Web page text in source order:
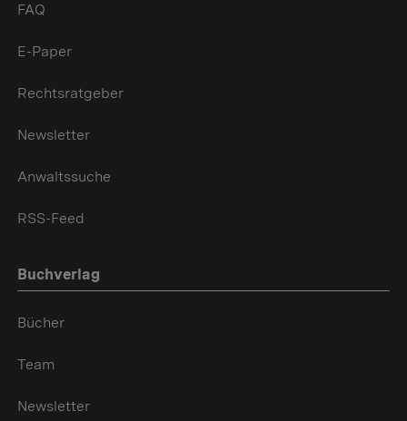
FAQ
E-Paper
Rechtsratgeber
Newsletter
Anwaltssuche
RSS-Feed
Buchverlag
Bücher
Team
Newsletter